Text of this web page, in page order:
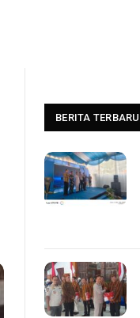
BERITA TERBARU